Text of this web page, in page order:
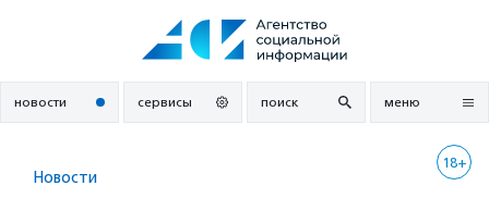
новости сервисы поиск меню
18+
Новости